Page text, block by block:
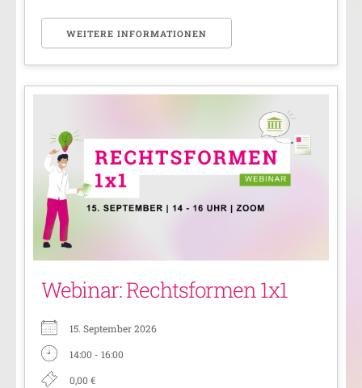
WEITERE INFORMATIONEN
Webinar: Rechtsformen 1x1
15. September 2026
14:00 - 16:00
0,00 €